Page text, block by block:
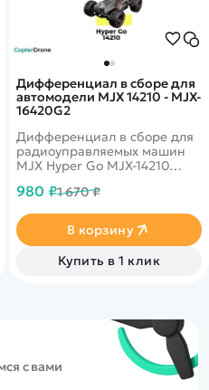
Дифференциал в сборе для
автомодели MJX 14210 - MJX-
16420G2
Дифференциал в сборе для
радиоуправляемых машин
MJX Hyper Go MJX-14210
980 ₽1 670 ₽
В корзину
Купить в 1 клик
с вами